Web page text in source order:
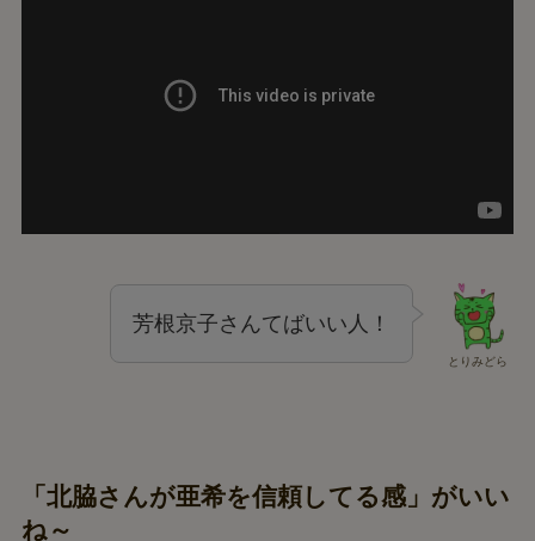
とりみどら
芳根京子さんてばいい人！
「北脇さんが亜希を信頼してる感」がいい
ね～